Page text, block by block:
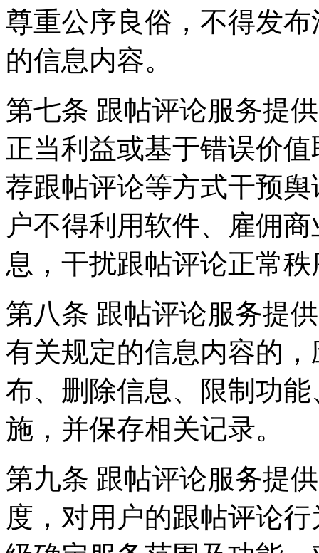
尊重公序良俗，不得发
的信息内容。
第七条 跟帖评论服务提
正当利益或基于错误价
荐跟帖评论等方式干预
户不得利用软件、雇佣
息，干扰跟帖评论正常
第八条 跟帖评论服务提
有关规定的信息内容的
布、删除信息、限制功
施，并保存相关记录。
第九条 跟帖评论服务提
度，对用户的跟帖评论